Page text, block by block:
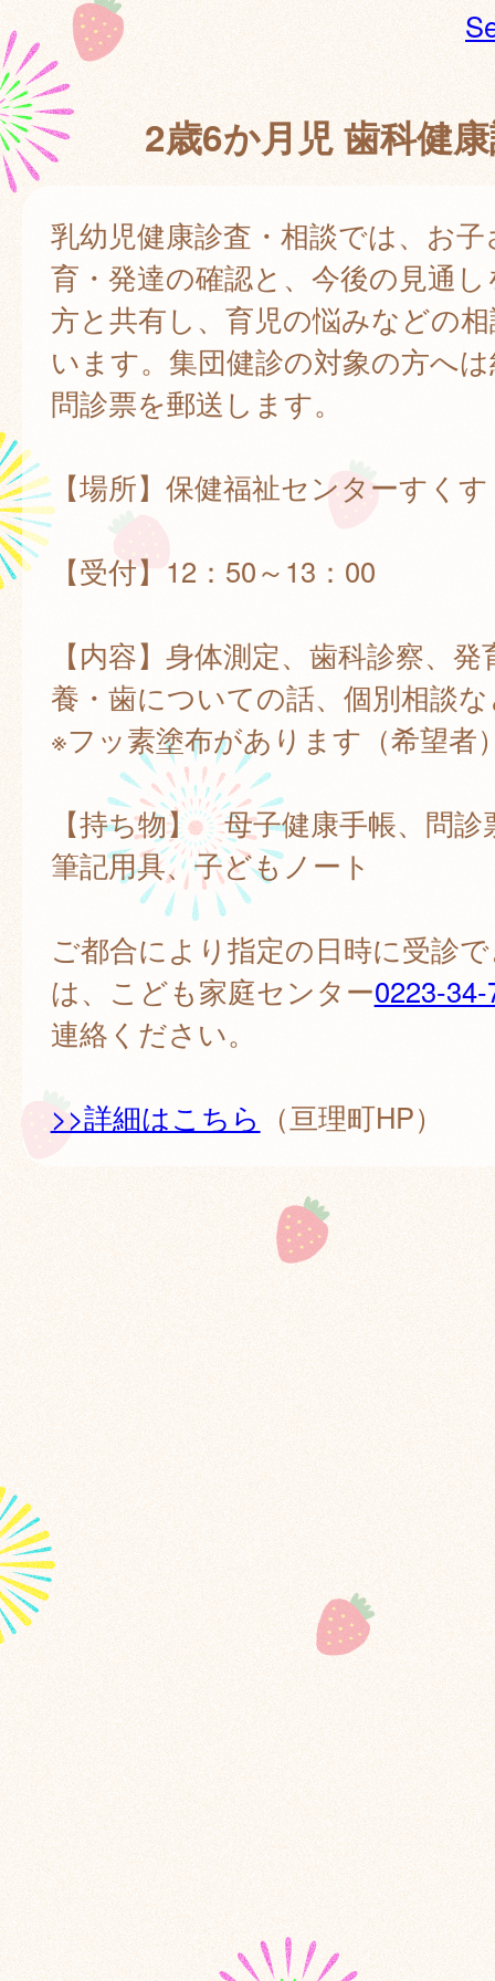
2歳6か月児 歯科健
乳幼児健康診査・相談では、お
育・発達の確認と、今後の見通
方と共有し、育児の悩みなどの
います。集団健診の対象の方へ
問診票を郵送します。
【場所】保健福祉センターすく
【受付】12：50～13：00
【内容】身体測定、歯科診察、
養・歯についての話、個別相談
※フッ素塗布があります（希望者
【持ち物】 母子健康手帳、問診
筆記用具、子どもノート
ご都合により指定の日時に受診
は、こども家庭センター0223-
連絡ください。
>>詳細はこちら （亘理町HP）